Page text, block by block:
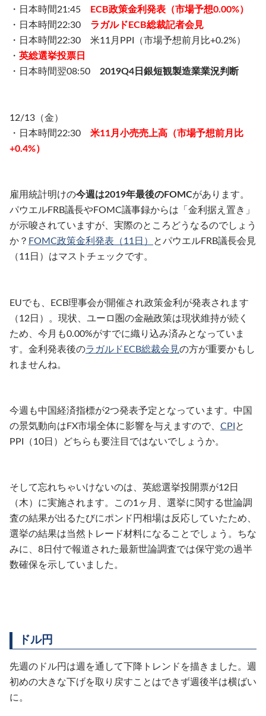
・日本時間21:45
ECB政策金利発表（市場予想0.00%）
・日本時間22:30 ラガルドECB総裁記者会見
・日本時間22:30 米11月PPI（市場予想前月比+0.2%）
・ 英総選挙投票日
・日本時間翌08:50 2019Q4日銀短観製造業業況判断
12/13（金）
・日本時間22:30 米11月小売売上高（市場予想前月比
+0.4%）
雇用統計明けの今週は2019年最後のFOMCがあります。
パウエルFRB議長やFOMC議事録からは「金利据え置き」
が示唆されていますが、実際のところどうなるのでしょう
か？ FOMC政策金利発表（11日）
とパウエルFRB議長会見
（11日）はマストチェックです。
EUでも、ECB理事会が開催され政策金利が発表されます
（12日）。現状、ユーロ圏の金融政策は現状維持が続く
ため、今月も0.00%がすでに織り込み済みとなっていま
す。金利発表後のラガルドECB総裁会見の方が重要かもし
れませんね。
今週も中国経済指標が2つ発表予定となっています。中国
の景気動向はFX市場全体に影響を与えますので、 CPI と
PPI（10日）どちらも要注目ではないでしょうか。
そして忘れちゃいけないのは、英総選挙投開票が12日
（木）に実施されます。この1ヶ月、選挙に関する世論調
査の結果が出るたびにポンド円相場は反応していたため、
選挙の結果は当然トレード材料になることでしょう。ちな
みに、8日付で報道された最新世論調査では保守党の過半
数確保を示していました。
ドル円
先週のドル円は週を通して下降トレンドを描きました。週
初めの大きな下げを取り戻すことはできず週後半は横ばい
に。